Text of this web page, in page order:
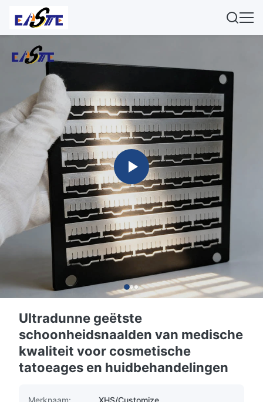
Ultradunne geëtste
schoonheidsnaalden van medische
kwaliteit voor cosmetische
tatoeages en huidbehandelingen
Merknaam:
XHS/Customize